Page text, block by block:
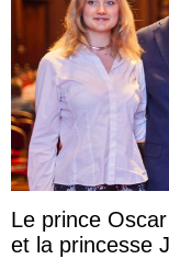
Le prince
et la princesse